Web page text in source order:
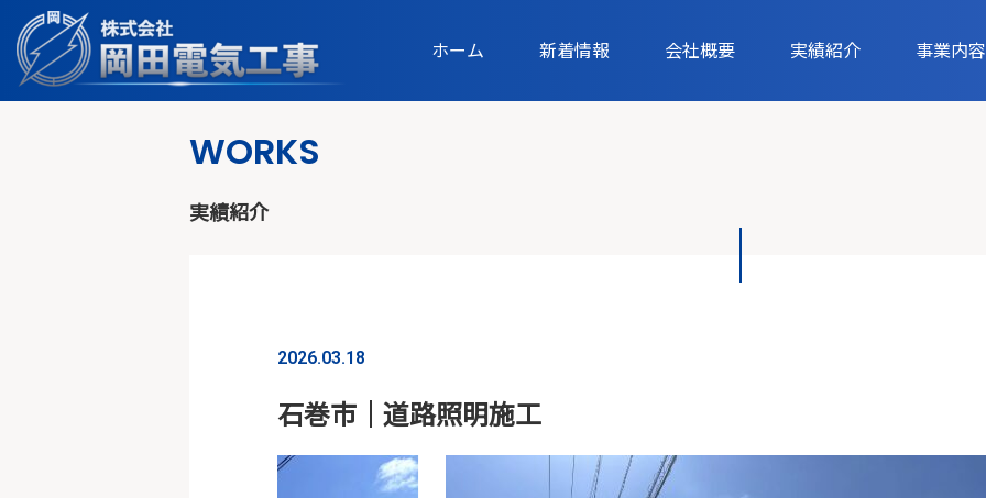
Skip
to
content
ホーム 新着情報 会社概要 実績紹介 事業内容
WORKS
実績紹介
2026.03.18
石巻市｜道路照明施工